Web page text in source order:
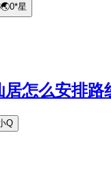
星
居怎么安排路
Q